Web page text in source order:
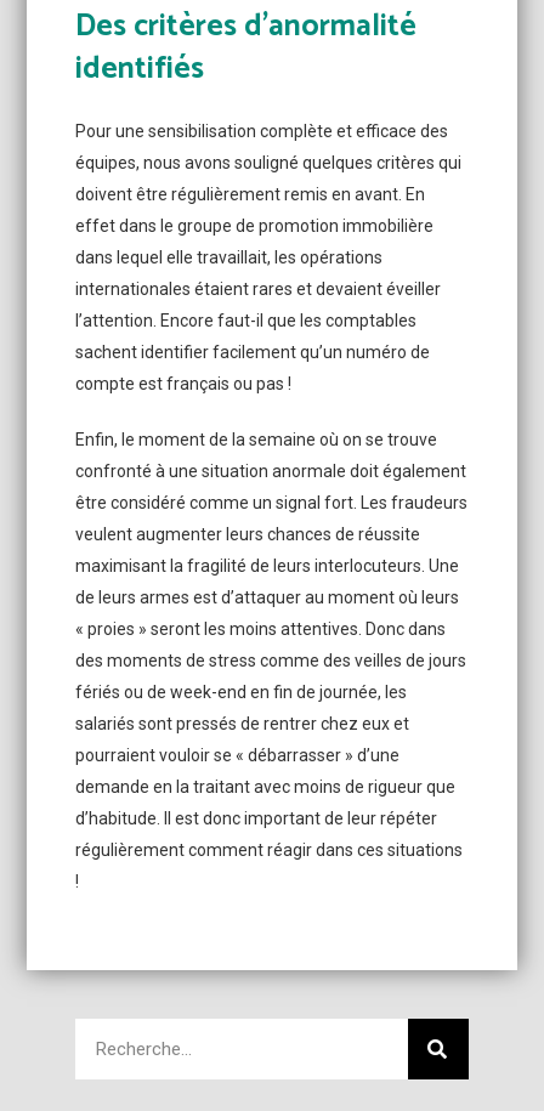
Des critères d’anormalité
identifiés
Pour une sensibilisation complète et efficace des
équipes, nous avons souligné quelques critères qui
doivent être régulièrement remis en avant. En
effet dans le groupe de promotion immobilière
dans lequel elle travaillait, les opérations
internationales étaient rares et devaient éveiller
l’attention. Encore faut-il que les comptables
sachent identifier facilement qu’un numéro de
compte est français ou pas !
Enfin, le moment de la semaine où on se trouve
confronté à une situation anormale doit également
être considéré comme un signal fort. Les fraudeurs
veulent augmenter leurs chances de réussite
maximisant la fragilité de leurs interlocuteurs. Une
de leurs armes est d’attaquer au moment où leurs
« proies » seront les moins attentives. Donc dans
des moments de stress comme des veilles de jours
fériés ou de week-end en fin de journée, les
salariés sont pressés de rentrer chez eux et
pourraient vouloir se « débarrasser » d’une
demande en la traitant avec moins de rigueur que
d’habitude. Il est donc important de leur répéter
régulièrement comment réagir dans ces situations
!